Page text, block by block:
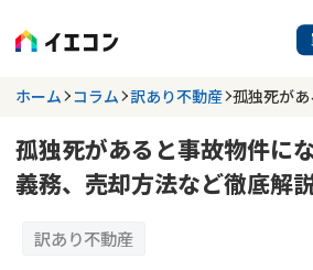
訳あり物件に強い業者を探
都道府県を選択 相談
更新日 : 2026年07月31日
ホーム コラム 訳あり不動産 孤独死が
孤独死があると事故物件に
義務、売却方法など徹底解
訳あり不動産